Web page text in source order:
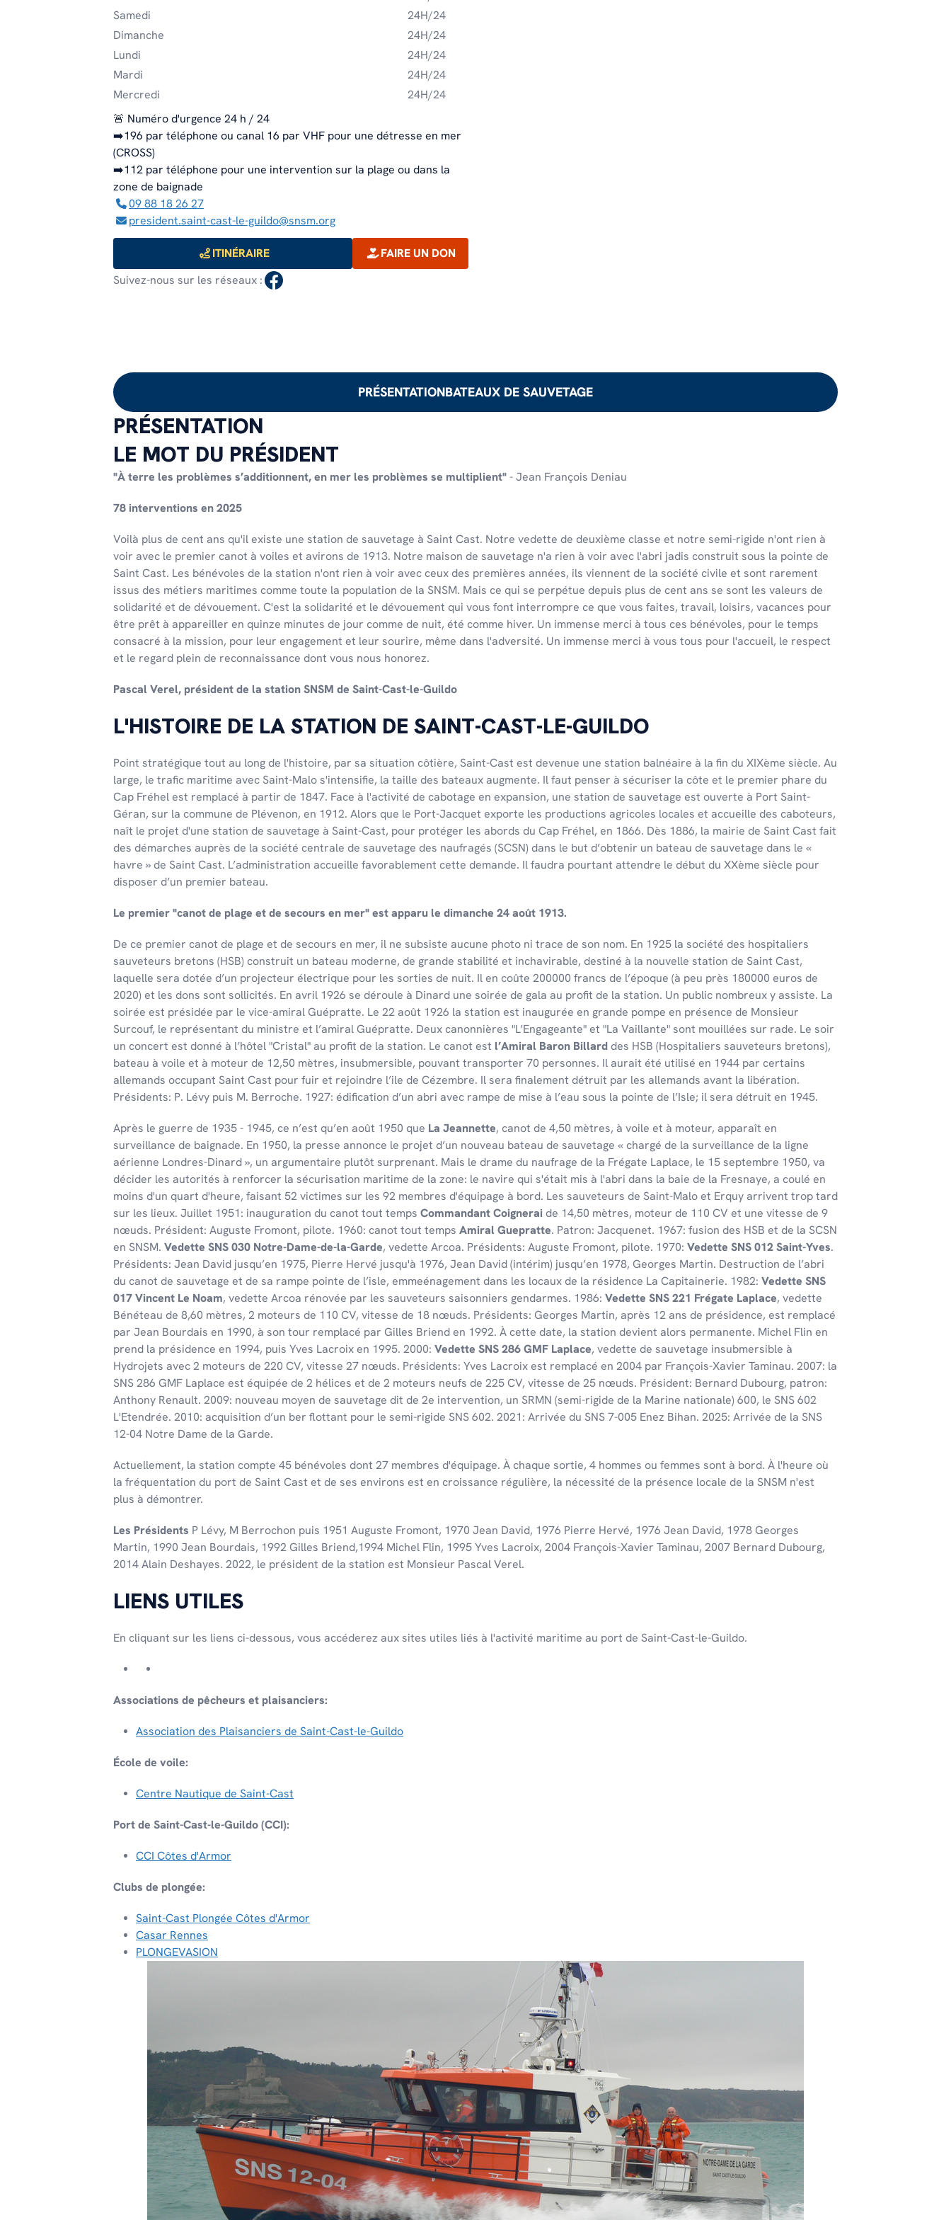
Notre feuille de route climat et
environnement
Samedi
24H/24
Dimanche
24H/24
Lundi
24H/24
Mardi
24H/24
Mercredi
24H/24
🚨 Numéro d'urgence 24 h / 24
➡️196 par téléphone ou canal 16 par VHF pour une détresse en mer
(CROSS)
➡️112 par téléphone pour une intervention sur la plage ou dans la
zone de baignade
09 88 18 26 27
president.saint-cast-le-guildo@snsm.org
ITINÉRAIRE
FAIRE UN DON
Suivez-nous sur les réseaux :
PRÉSENTATIONBATEAUX DE SAUVETAGE
PRÉSENTATION
LE MOT DU PRÉSIDENT
"À terre les problèmes s’additionnent, en mer les problèmes se multiplient" - Jean François Deniau
78 interventions en 2025
Voilà plus de cent ans qu'il existe une station de sauvetage à Saint Cast. Notre vedette de deuxième classe et notre semi-rigide n'ont rien à
voir avec le premier canot à voiles et avirons de 1913. Notre maison de sauvetage n'a rien à voir avec l'abri jadis construit sous la pointe de
Saint Cast. Les bénévoles de la station n'ont rien à voir avec ceux des premières années, ils viennent de la société civile et sont rarement
issus des métiers maritimes comme toute la population de la SNSM. Mais ce qui se perpétue depuis plus de cent ans se sont les valeurs de
solidarité et de dévouement. C'est la solidarité et le dévouement qui vous font interrompre ce que vous faites, travail, loisirs, vacances pour
être prêt à appareiller en quinze minutes de jour comme de nuit, été comme hiver. Un immense merci à tous ces bénévoles, pour le temps
consacré à la mission, pour leur engagement et leur sourire, même dans l'adversité. Un immense merci à vous tous pour l'accueil, le respect
et le regard plein de reconnaissance dont vous nous honorez.
Pascal Verel, président de la station SNSM de Saint-Cast-le-Guildo
L'HISTOIRE DE LA STATION DE SAINT-CAST-LE-GUILDO
Point stratégique tout au long de l'histoire, par sa situation côtière, Saint-Cast est devenue une station balnéaire à la fin du XIXème siècle. Au
large, le trafic maritime avec Saint-Malo s'intensifie, la taille des bateaux augmente. Il faut penser à sécuriser la côte et le premier phare du
Cap Fréhel est remplacé à partir de 1847. Face à l'activité de cabotage en expansion, une station de sauvetage est ouverte à Port Saint-
Géran, sur la commune de Plévenon, en 1912. Alors que le Port-Jacquet exporte les productions agricoles locales et accueille des caboteurs,
naît le projet d'une station de sauvetage à Saint-Cast, pour protéger les abords du Cap Fréhel, en 1866. Dès 1886, la mairie de Saint Cast fait
des démarches auprès de la société centrale de sauvetage des naufragés (SCSN) dans le but d’obtenir un bateau de sauvetage dans le «
havre » de Saint Cast. L’administration accueille favorablement cette demande. Il faudra pourtant attendre le début du XXème siècle pour
disposer d’un premier bateau.
Le premier "canot de plage et de secours en mer" est apparu le dimanche 24 août 1913.
De ce premier canot de plage et de secours en mer, il ne subsiste aucune photo ni trace de son nom. En 1925 la société des hospitaliers
sauveteurs bretons (HSB) construit un bateau moderne, de grande stabilité et inchavirable, destiné à la nouvelle station de Saint Cast,
laquelle sera dotée d’un projecteur électrique pour les sorties de nuit. Il en coûte 200000 francs de l’époque (à peu près 180000 euros de
2020) et les dons sont sollicités. En avril 1926 se déroule à Dinard une soirée de gala au profit de la station. Un public nombreux y assiste. La
soirée est présidée par le vice-amiral Guépratte. Le 22 août 1926 la station est inaugurée en grande pompe en présence de Monsieur
Surcouf, le représentant du ministre et l’amiral Guépratte. Deux canonnières "L’Engageante" et "La Vaillante" sont mouillées sur rade. Le soir
un concert est donné à l’hôtel "Cristal" au profit de la station. Le canot est l’Amiral Baron Billard des HSB (Hospitaliers sauveteurs bretons),
bateau à voile et à moteur de 12,50 mètres, insubmersible, pouvant transporter 70 personnes. Il aurait été utilisé en 1944 par certains
allemands occupant Saint Cast pour fuir et rejoindre l’ile de Cézembre. Il sera finalement détruit par les allemands avant la libération.
Présidents: P. Lévy puis M. Berroche. 1927: édification d’un abri avec rampe de mise à l’eau sous la pointe de l’Isle; il sera détruit en 1945.
Après le guerre de 1935 - 1945, ce n’est qu’en août 1950 que La Jeannette, canot de 4,50 mètres, à voile et à moteur, apparaît en
surveillance de baignade. En 1950, la presse annonce le projet d’un nouveau bateau de sauvetage « chargé de la surveillance de la ligne
aérienne Londres-Dinard », un argumentaire plutôt surprenant. Mais le drame du naufrage de la Frégate Laplace, le 15 septembre 1950, va
décider les autorités à renforcer la sécurisation maritime de la zone: le navire qui s'était mis à l'abri dans la baie de la Fresnaye, a coulé en
moins d'un quart d'heure, faisant 52 victimes sur les 92 membres d'équipage à bord. Les sauveteurs de Saint-Malo et Erquy arrivent trop tard
sur les lieux. Juillet 1951: inauguration du canot tout temps Commandant Coignerai de 14,50 mètres, moteur de 110 CV et une vitesse de 9
nœuds. Président: Auguste Fromont, pilote. 1960: canot tout temps Amiral Guepratte. Patron: Jacquenet. 1967: fusion des HSB et de la SCSN
en SNSM. Vedette SNS 030 Notre-Dame-de-la-Garde, vedette Arcoa. Présidents: Auguste Fromont, pilote. 1970: Vedette SNS 012 Saint-Yves.
Présidents: Jean David jusqu’en 1975, Pierre Hervé jusqu'à 1976, Jean David (intérim) jusqu’en 1978, Georges Martin. Destruction de l’abri
du canot de sauvetage et de sa rampe pointe de l’isle, emmeénagement dans les locaux de la résidence La Capitainerie. 1982: Vedette SNS
017 Vincent Le Noam, vedette Arcoa rénovée par les sauveteurs saisonniers gendarmes. 1986: Vedette SNS 221 Frégate Laplace, vedette
Bénéteau de 8,60 mètres, 2 moteurs de 110 CV, vitesse de 18 nœuds. Présidents: Georges Martin, après 12 ans de présidence, est remplacé
par Jean Bourdais en 1990, à son tour remplacé par Gilles Briend en 1992. À cette date, la station devient alors permanente. Michel Flin en
prend la présidence en 1994, puis Yves Lacroix en 1995. 2000: Vedette SNS 286 GMF Laplace, vedette de sauvetage insubmersible à
Hydrojets avec 2 moteurs de 220 CV, vitesse 27 nœuds. Présidents: Yves Lacroix est remplacé en 2004 par François-Xavier Taminau. 2007: la
SNS 286 GMF Laplace est équipée de 2 hélices et de 2 moteurs neufs de 225 CV, vitesse de 25 nœuds. Président: Bernard Dubourg, patron:
Anthony Renault. 2009: nouveau moyen de sauvetage dit de 2e intervention, un SRMN (semi-rigide de la Marine nationale) 600, le SNS 602
L'Etendrée. 2010: acquisition d’un ber flottant pour le semi-rigide SNS 602. 2021: Arrivée du SNS 7-005 Enez Bihan. 2025: Arrivée de la SNS
12-04 Notre Dame de la Garde.
Actuellement, la station compte 45 bénévoles dont 27 membres d'équipage. À chaque sortie, 4 hommes ou femmes sont à bord. À l'heure où
la fréquentation du port de Saint Cast et de ses environs est en croissance régulière, la nécessité de la présence locale de la SNSM n'est
plus à démontrer.
Les Présidents P Lévy, M Berrochon puis 1951 Auguste Fromont, 1970 Jean David, 1976 Pierre Hervé, 1976 Jean David, 1978 Georges
Martin, 1990 Jean Bourdais, 1992 Gilles Briend,1994 Michel Flin, 1995 Yves Lacroix, 2004 François-Xavier Taminau, 2007 Bernard Dubourg,
2014 Alain Deshayes. 2022, le président de la station est Monsieur Pascal Verel.
LIENS UTILES
En cliquant sur les liens ci-dessous, vous accéderez aux sites utiles liés à l'activité maritime au port de Saint-Cast-le-Guildo.
Associations de pêcheurs et plaisanciers:
Association des Plaisanciers de Saint-Cast-le-Guildo
École de voile:
Centre Nautique de Saint-Cast
Port de Saint-Cast-le-Guildo (CCI):
CCI Côtes d'Armor
Clubs de plongée:
Saint-Cast Plongée Côtes d'Armor
Casar Rennes
PLONGEVASION